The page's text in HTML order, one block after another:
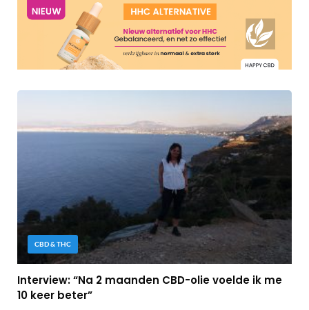
CBD & THC
Interview: “Na 2 maanden CBD-olie voelde ik me
10 keer beter”